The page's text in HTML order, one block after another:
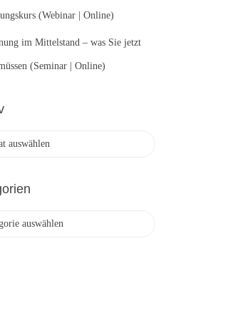
(Webinar | Online)
im Mittelstand – was Sie jetzt
(Seminar | Online)